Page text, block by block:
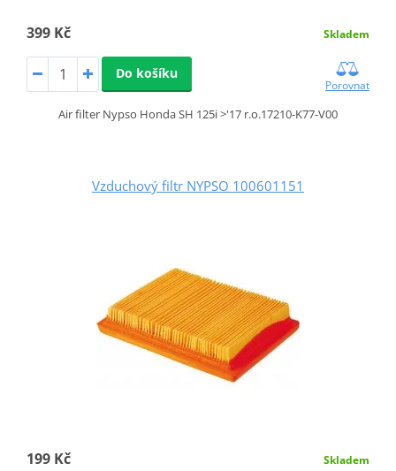
399 Kč Skladem
Do košíku
Porovnat
Air filter Nypso Honda SH 125i >'17 r.o.17210-K77-V00
Vzduchový filtr NYPSO 100601151
199 Kč Skladem